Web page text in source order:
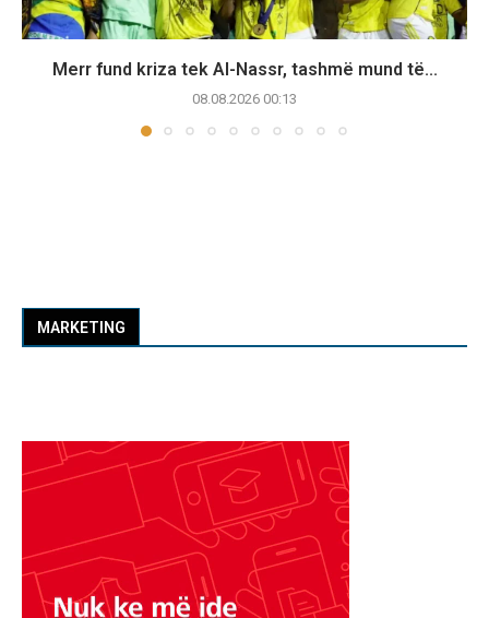
Merr fund kriza tek Al-Nassr, tashmë mund të...
08.08.2026 00:13
MARKETING